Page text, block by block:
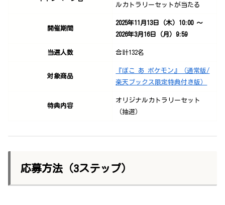
ルカトラリーセットが当たる
開催期間
2025年11月13日（木）10:00 ～
2026年3月16日（月）9:59
当選人数 合計132名
対象商品
『ぽこ あ ポケモン』（通常版/
楽天ブックス限定特典付き版）
特典内容
オリジナルカトラリーセット
（抽選）
応募方法（3ステップ）